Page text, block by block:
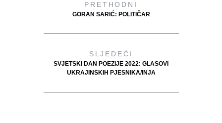
PRETHODNI
GORAN SARIĆ: POLITIČAR
SLJEDEĆI
SVJETSKI DAN POEZIJE 2022: GLASOVI
UKRAJINSKIH PJESNIKA/INJA